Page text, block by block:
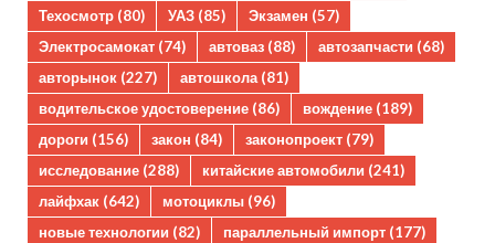
Техосмотр (80) УАЗ (85) Экзамен (57)
Электросамокат (74) автоваз (88) автозапчасти (68)
авторынок (227) автошкола(81)
водительское удостоверение (86) вождение (189)
дороги (156) закон (84) законопроект (79)
исследование (288) китайские автомобили (241)
лайфхак (642) мотоциклы (96)
новые технологии (82) параллельный импорт (177)